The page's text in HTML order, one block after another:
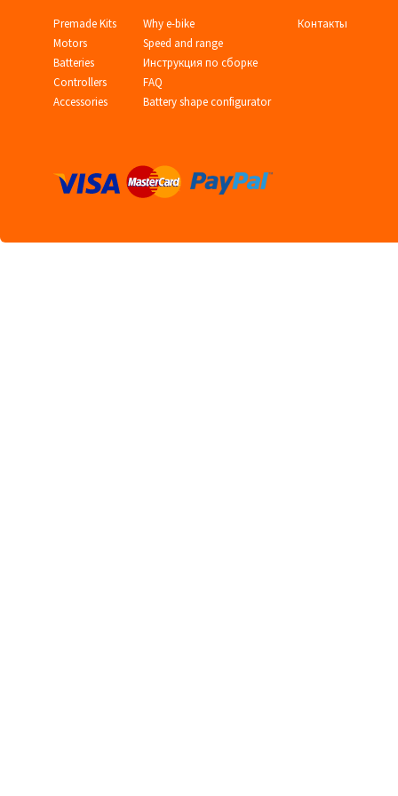
Premade Kits
Motors
Batteries
Controllers
Accessories
Why e-bike
Speed and range
Инструкция по сборке
FAQ
Battery shape configurator
Контакты